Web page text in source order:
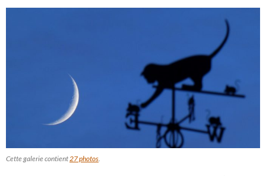
Cette galerie contient 27 photos